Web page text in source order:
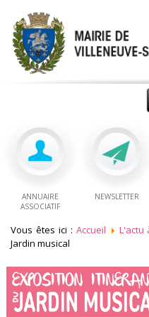
ANNUAIRE
ASSOCIATIF
NEWSLETTER
Vous êtes ici : Accueil L'actu
Jardin musical